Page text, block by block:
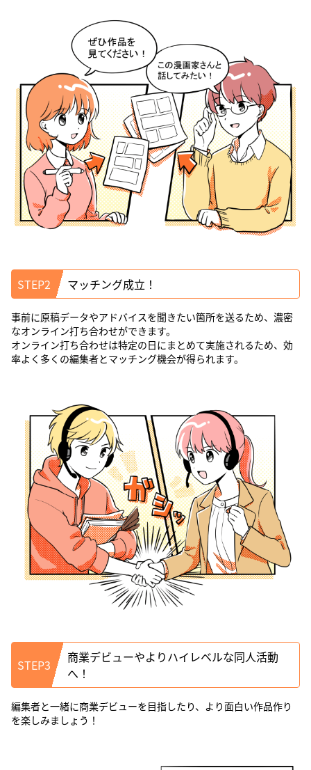
STEP2 マッチング成立！
事前に原稿データやアドバイスを聞きたい箇所を送るため、濃密
なオンライン打ち合わせができます。
オンライン打ち合わせは特定の日にまとめて実施されるため、効
率よく多くの編集者とマッチング機会が得られます。
STEP3
商業デビューやよりハイレベルな同人活動
へ！
編集者と一緒に商業デビューを目指したり、より面白い作品作り
を楽しみましょう！